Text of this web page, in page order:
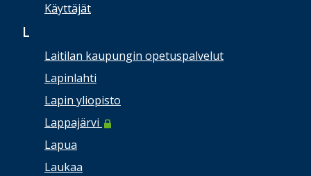
Käyttäjät
L
Laitilan kaupungin opetuspalvelut
Lapinlahti
Lapin yliopisto
Lappajärvi
Lapua
Laukaa